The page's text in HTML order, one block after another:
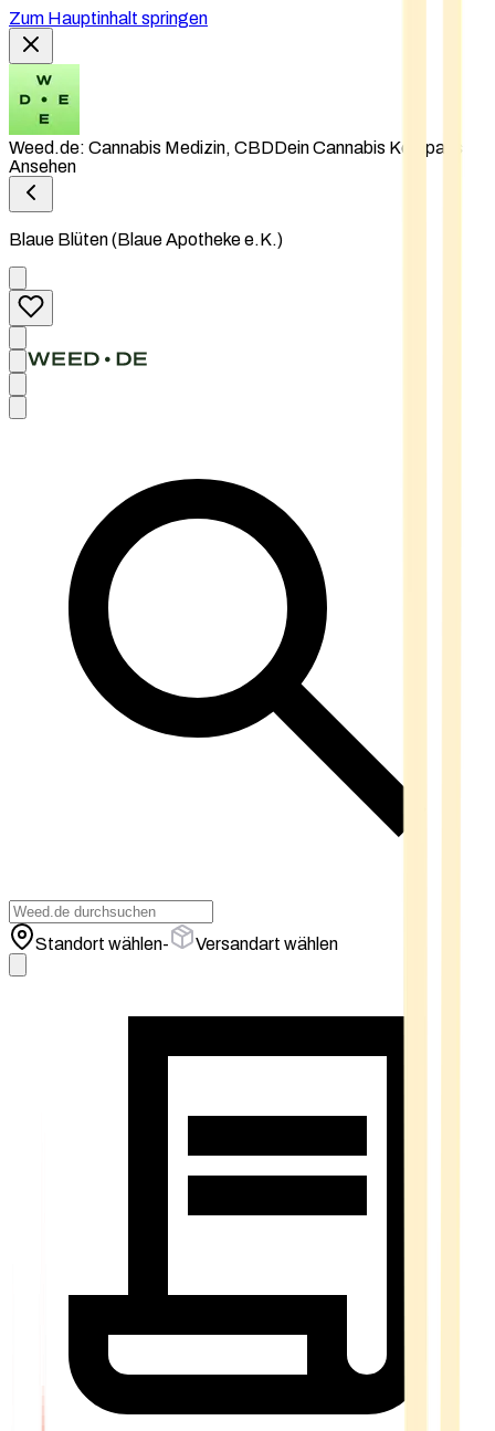
Zum Hauptinhalt springen
Weed.de: Cannabis Medizin, CBDDein Cannabis Kompass
Ansehen
Blaue Blüten (Blaue Apotheke e.K.)
Standort wählen- Versandart wählen